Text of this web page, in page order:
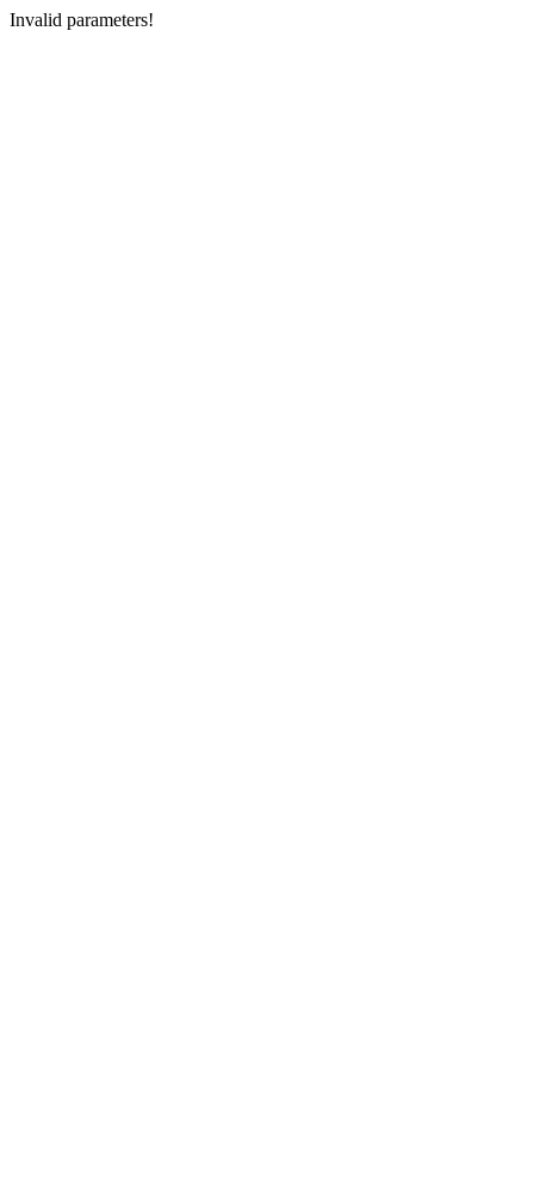
Invalid parameters!